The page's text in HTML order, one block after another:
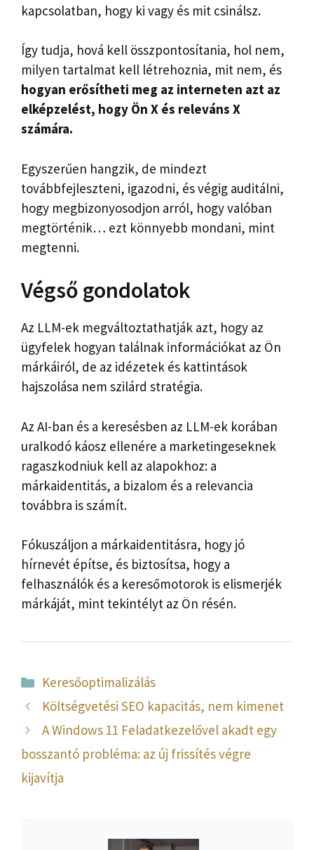
kapcsolatban, hogy ki vagy és mit csinálsz.
Így tudja, hová kell összpontosítania, hol nem,
milyen tartalmat kell létrehoznia, mit nem, és
hogyan erősítheti meg az interneten azt az
elképzelést, hogy Ön X és releváns X
számára.
Egyszerűen hangzik, de mindezt
továbbfejleszteni, igazodni, és végig auditálni,
hogy megbizonyosodjon arról, hogy valóban
megtörténik… ezt könnyebb mondani, mint
megtenni.
Végső gondolatok
Az LLM-ek megváltoztathatják azt, hogy az
ügyfelek hogyan találnak információkat az Ön
márkáiról, de az idézetek és kattintások
hajszolása nem szilárd stratégia.
Az AI-ban és a keresésben az LLM-ek korában
uralkodó káosz ellenére a marketingeseknek
ragaszkodniuk kell az alapokhoz: a
márkaidentitás, a bizalom és a relevancia
továbbra is számít.
Fókuszáljon a márkaidentitásra, hogy jó
hírnevét építse, és biztosítsa, hogy a
felhasználók és a keresőmotorok is elismerjék
márkáját, mint tekintélyt az Ön résén.
Kategória
Keresőoptimalizálás
Költségvetési SEO kapacitás, nem kimenet
A Windows 11 Feladatkezelővel akadt egy
bosszantó probléma: az új frissítés végre
kijavítja